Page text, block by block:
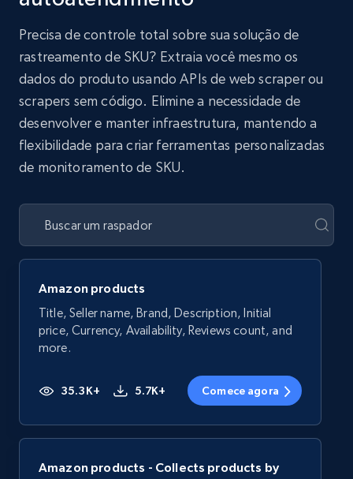
Precisa de controle total sobre sua solução de
rastreamento de SKU? Extraia você mesmo os
dados do produto usando APIs de web scraper ou
scrapers sem código. Elimine a necessidade de
desenvolver e manter infraestrutura, mantendo a
flexibilidade para criar ferramentas personalizadas
de monitoramento de SKU.
Amazon products
Title, Seller name, Brand, Description, Initial
price, Currency, Availability, Reviews count, and
more.
35.3K+ 5.7K+ Comece agora
Amazon products - Collects products by